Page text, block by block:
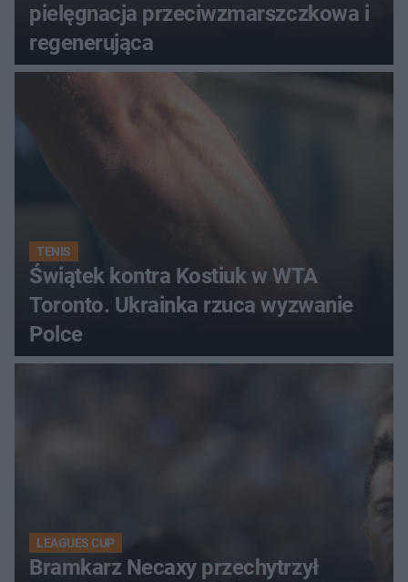
pielęgnacja przeciwzmarszczkowa i
regenerująca
TENIS
Świątek kontra Kostiuk w WTA
Toronto. Ukrainka rzuca wyzwanie
Polce
LEAGUES CUP
Bramkarz Necaxy przechytrzył